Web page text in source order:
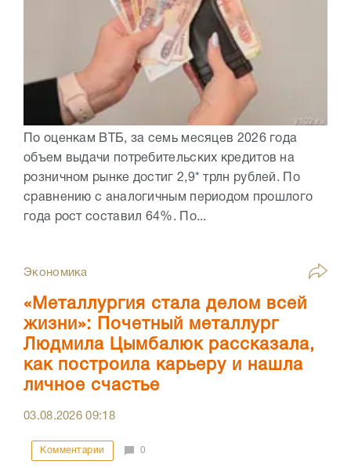
По оценкам ВТБ, за семь месяцев 2026 года
объем выдачи потребительских кредитов на
розничном рынке достиг 2,9* трлн рублей. По
сравнению с аналогичным периодом прошлого
года рост составил 64%. По...
Экономика
«Металлургия стала делом всей
жизни»: Почетный металлург
Людмила Цымбалюк рассказала,
как построила карьеру и нашла
личное счастье
03.08.202609:18
Комментарии 0